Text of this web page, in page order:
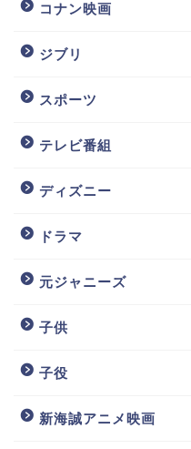
コナン映画
ジブリ
スポーツ
テレビ番組
ディズニー
ドラマ
元ジャニーズ
子供
子役
新海誠アニメ映画